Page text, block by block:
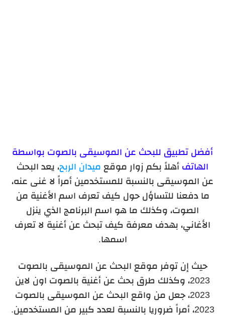
أفضل تطبيق للبحث عن الموسيقى بالصوت بواسطة
الهاتف أهلاً بكم زوار موقع ميدان الربح، يعد البحث
عن الموسيقى بالنسبة للمستخدمين أمراً لا غنى عنه،
ما دفعنا للتساؤل حول كيف تعرف اسم الأغنية من
الصوت، وكذلك ما هو اسم البرنامج الذي ينزل
الأغاني، بهدف معرفة كيف تبحث عن أغنية لا تعرف
اسمها.
حيث إن توفر موقع البحث عن الموسيقى بالصوت
2023، وكذلك طرق بحث عن أغنية بالصوت اون لاين
2023، جعل من واقع البحث عن الموسيقى بالصوت
2023، أمراً ضروريا بالنسبة لعدد كبير من المستخدمين.